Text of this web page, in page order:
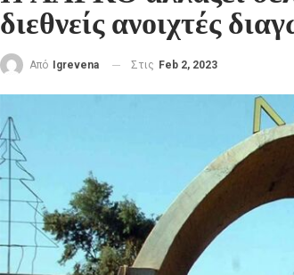
διεθνείς ανοιχτές
Από Igrevena Στις Feb 2, 2023